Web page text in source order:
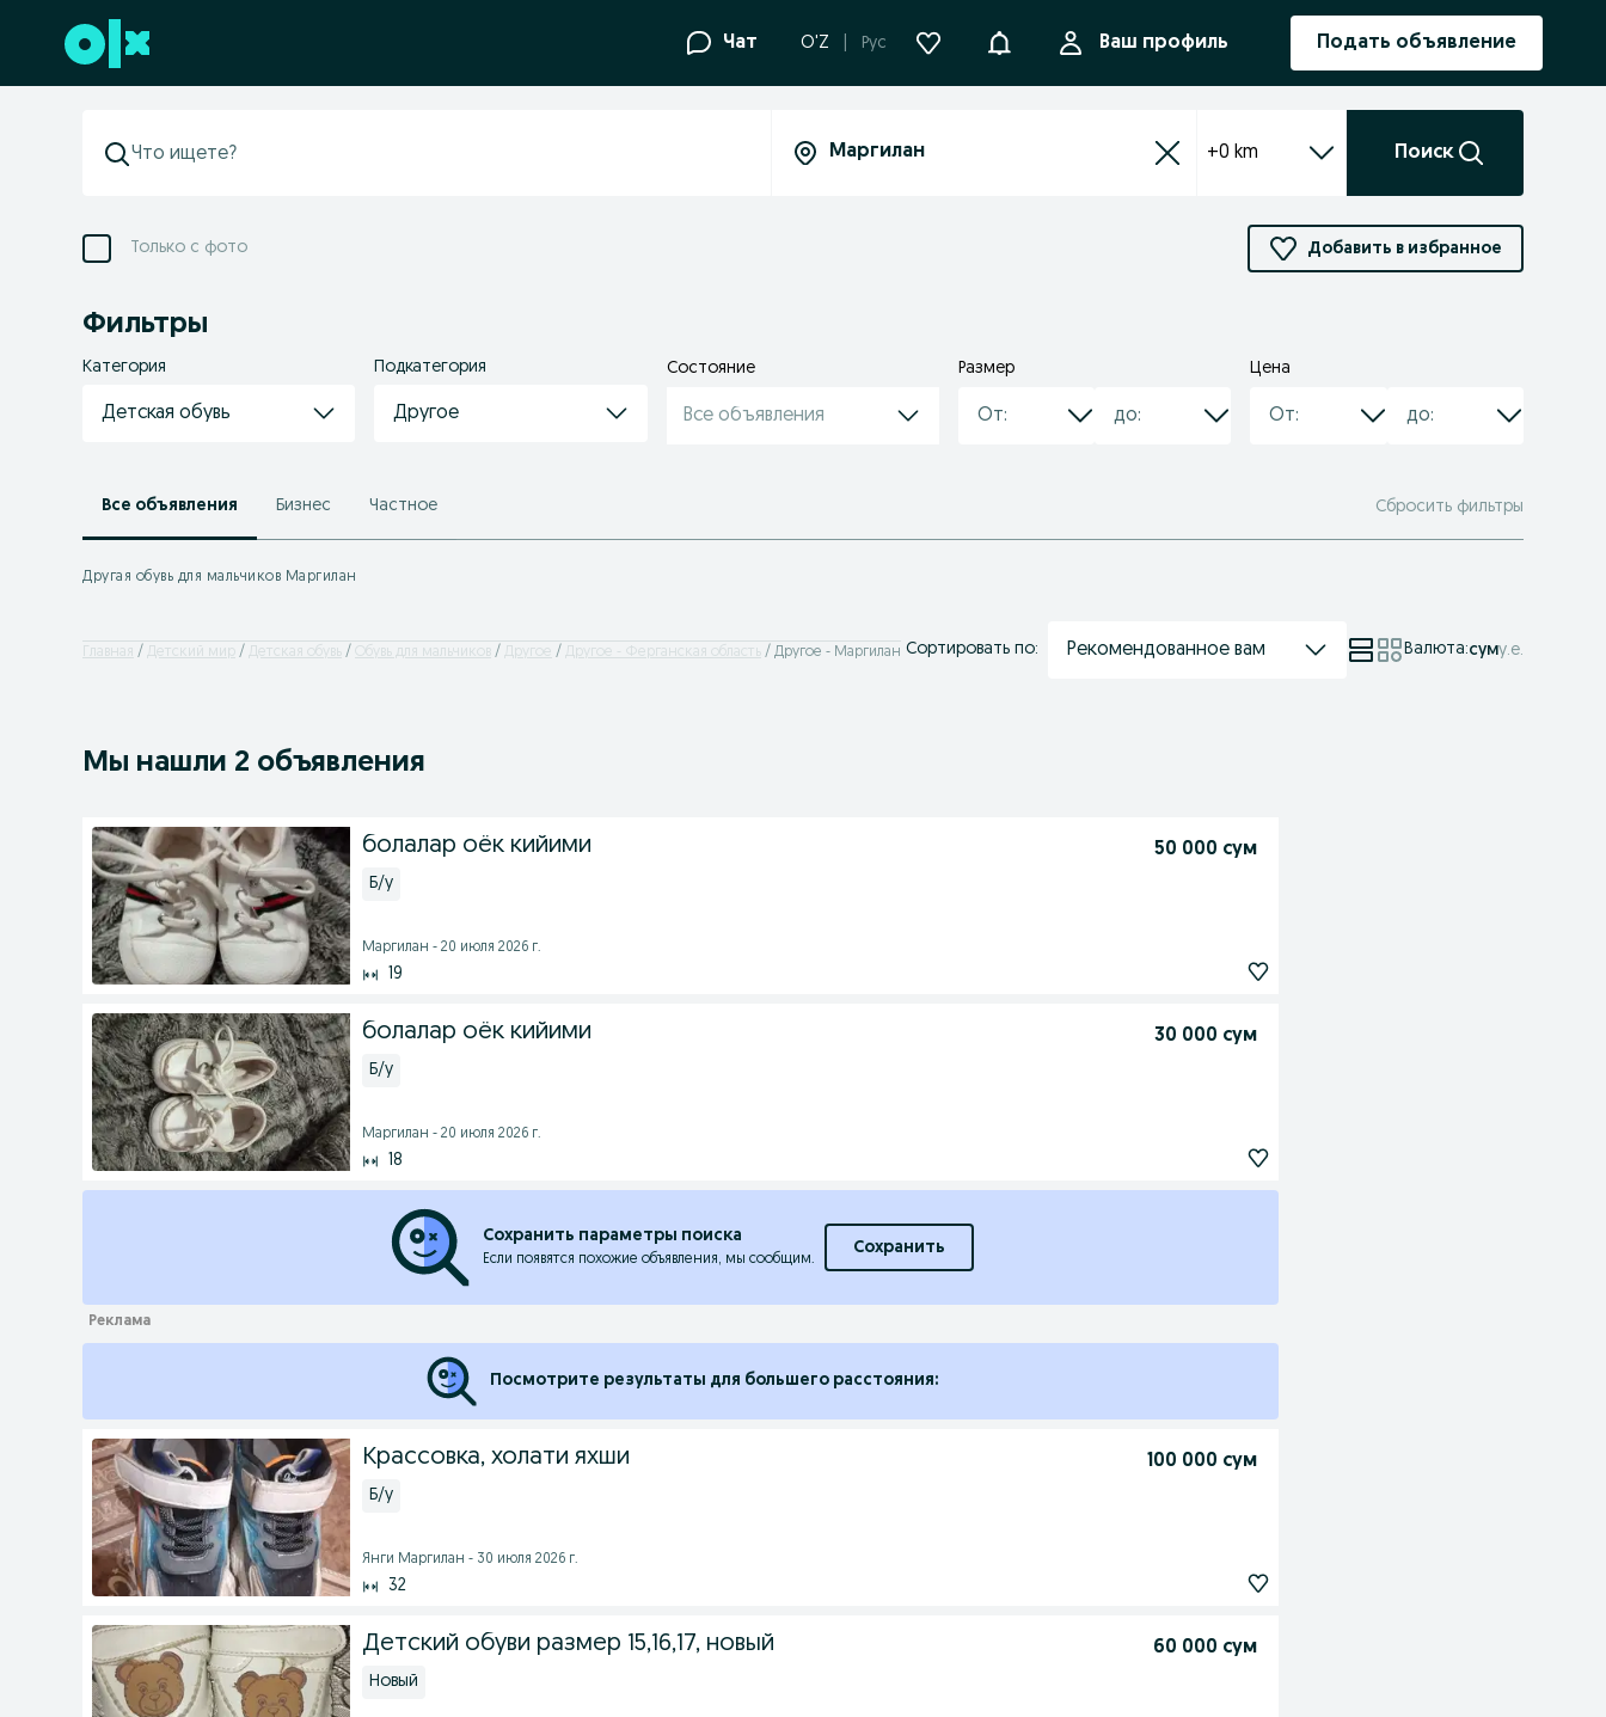
Перейти к нижнему колонтитулу Чат O'Z Рус УведомленияВаш профиль Подать объявление
+0 km Поиск
Только с фото Добавить в избранное
Фильтры
Категория
Детская обувь
Подкатегория
Другое
Состояние
Все объявления
Размер Цена
Все объявления Бизнес Частное Сбросить фильтры
Другая обувь для мальчиков Маргилан
Главная Детский мир Детская обувь Обувь для мальчиков Другое Другое - Ферганская область Другое - Маргилан Сортировать по: Рекомендованное вам Валюта:суму.е.
Мы нашли 2 объявления
болалар оёк кийими 50 000 сум
Б/у
Маргилан - 20 июля 2026 г.
19
болалар оёк кийими 30 000 сум
Б/у
Маргилан - 20 июля 2026 г.
18
Сохранить параметры поиска
Если появятся похожие объявления, мы сообщим.
Сохранить
Посмотрите результаты для большего расстояния:
Крассовка, холати яхши 100 000 сум
Б/у
Янги Маргилан - 30 июля 2026 г.
32
Детский обуви размер 15,16,17, новый 60 000 сум
Новый